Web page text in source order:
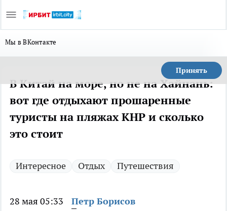
Мы в ВКонтакте
Принять
В Китай на море, но не на Хайнань:
вот где отдыхают прошаренные
туристы на пляжах КНР и сколько
это стоит
Интересное Отдых Путешествия
28 мая 05:33 Петр Борисов